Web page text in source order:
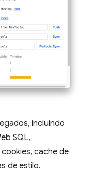
incluindo
SQL,
cache de
de estilo.